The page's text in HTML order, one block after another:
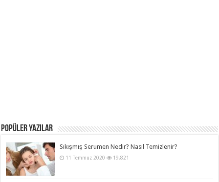
POPÜLER YAZILAR
Sıkışmış Serumen Nedir? Nasıl Temizlenir?
11 Temmuz 2020 19,821